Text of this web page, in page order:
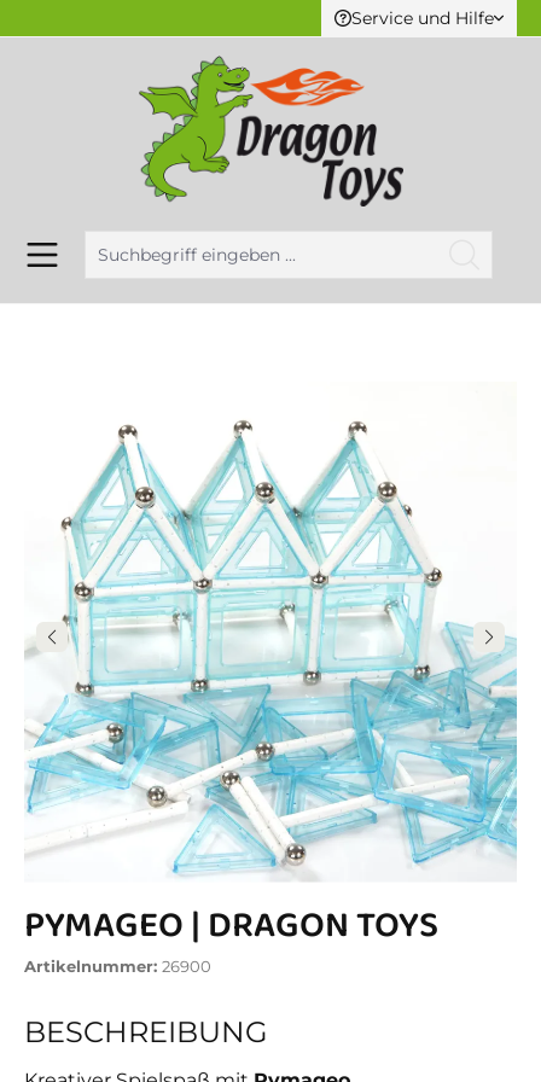
Service und Hilfe
PYMAGEO | DRAGON TOYS
Artikelnummer: 26900
BESCHREIBUNG